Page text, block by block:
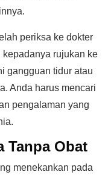
periksa ke dokter
rujukan ke
gangguan tidur atau
Anda harus mencari
pengalaman yang
Tanpa Obat
menekankan pada